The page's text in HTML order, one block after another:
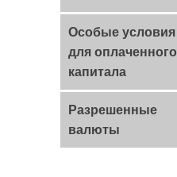
Особые условия
для оплаченного
капитала
Разрешенные
валюты